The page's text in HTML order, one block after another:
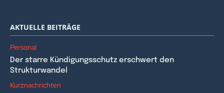
AKTUELLE BEITRÄGE
Personal
Der starre Kündigungsschutz erschwert den
Strukturwandel
Kurznachrichten